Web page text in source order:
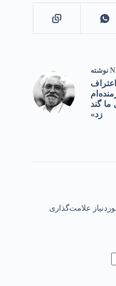
نوشته
اعتراف
گند
زد»
علامت‌گذاری